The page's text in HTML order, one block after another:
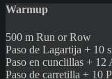
Warmup
500 m Run or Row
Paso de Lagartija + 10
Paso en cunclillas + 12
Paso de carretilla + 10